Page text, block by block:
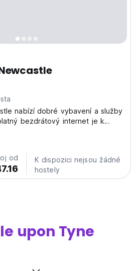
nabízí dobré vybavení a služby
bezdrátový internet je k
od
K dispozici nejsou žádné
hostely
upon Tyne